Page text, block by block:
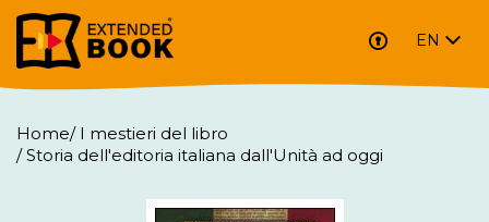
EN
Home/ I mestieri del libro
/ Storia dell'editoria italiana dall'Unità ad oggi